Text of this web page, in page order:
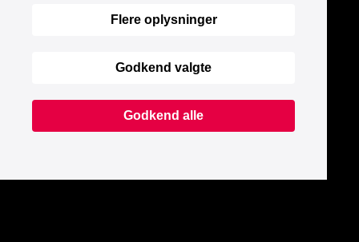
Flere oplysninger
Godkend valgte
Godkend alle